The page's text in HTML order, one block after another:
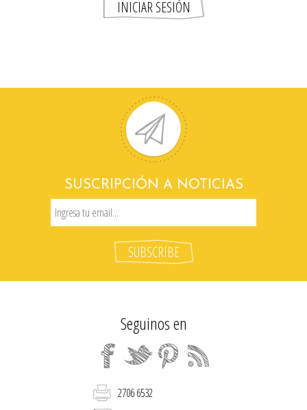
SUSCRIPCIÓN A NOTICIAS
Seguinos en
2706 6532